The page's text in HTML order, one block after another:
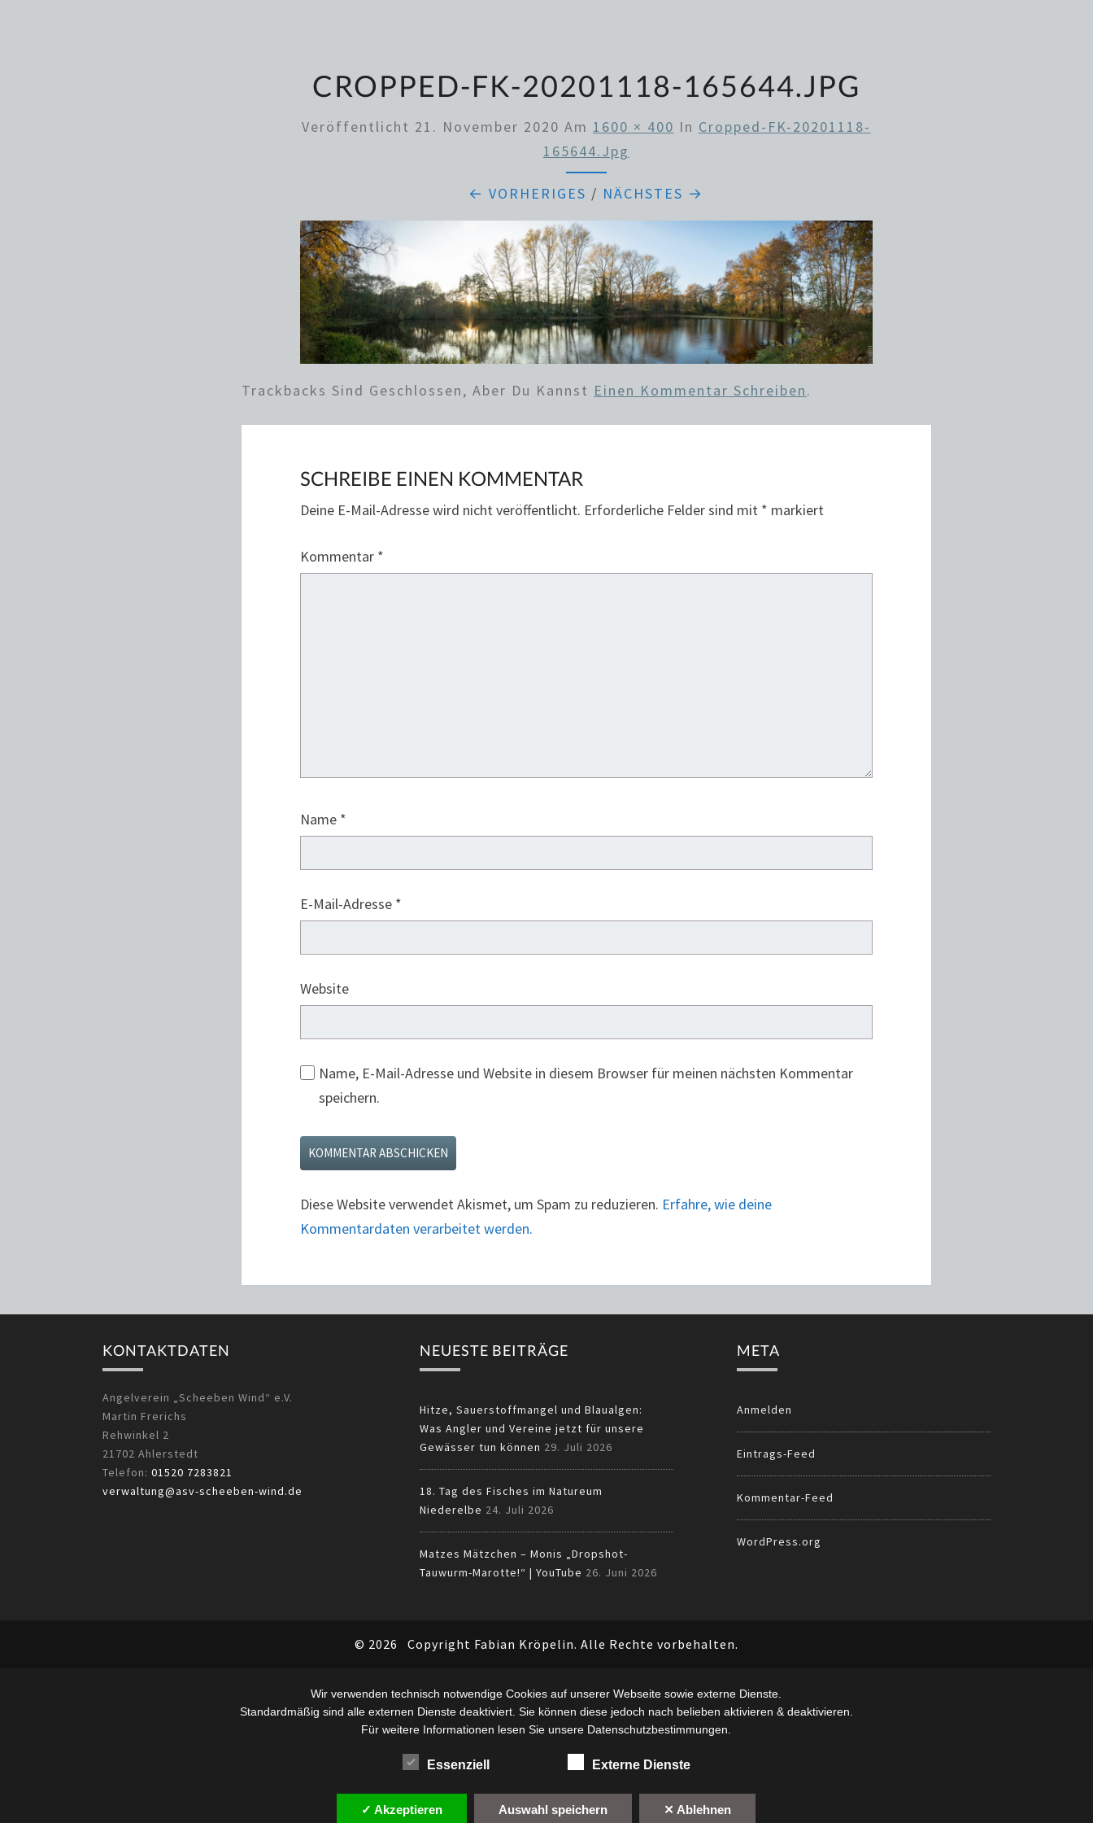
CROPPED-FK-20201118-165644.JPG
Veröffentlicht 21. November 2020 Am 1600 × 400 In Cropped-FK-20201118-
165644.jpg
← VORHERIGES / NÄCHSTES →
Trackbacks Sind Geschlossen, Aber Du Kannst Einen Kommentar Schreiben.
SCHREIBE EINEN KOMMENTAR
Deine E-Mail-Adresse wird nicht veröffentlicht. Erforderliche Felder sind mit * markiert
Kommentar *
Name *
E-Mail-Adresse *
Website
Name, E-Mail-Adresse und Website in diesem Browser für meinen nächsten Kommentar
speichern.
Diese Website verwendet Akismet, um Spam zu reduzieren. Erfahre, wie deine
Kommentardaten verarbeitet werden.
KONTAKTDATEN
Angelverein „Scheeben Wind“ e.V.
Martin Frerichs
Rehwinkel 2
21702 Ahlerstedt
Telefon: 01520 7283821
verwaltung@asv-scheeben-wind.de
NEUESTE BEITRÄGE
Hitze, Sauerstoffmangel und Blaualgen:
Was Angler und Vereine jetzt für unsere
Gewässer tun können 29. Juli 2026
18. Tag des Fisches im Natureum
Niederelbe 24. Juli 2026
Matzes Mätzchen – Monis „Dropshot-
Tauwurm-Marotte!“ | YouTube 26. Juni 2026
META
Anmelden
Eintrags-Feed
Kommentar-Feed
WordPress.org
© 2026 Copyright Fabian Kröpelin. Alle Rechte vorbehalten.
Wir verwenden technisch notwendige Cookies auf unserer Webseite sowie externe Dienste.
Standardmäßig sind alle externen Dienste deaktiviert. Sie können diese jedoch nach belieben aktivieren & deaktivieren.
Für weitere Informationen lesen Sie unsere Datenschutzbestimmungen.
Essenziell Externe Dienste
✓ Akzeptieren Auswahl speichern ✕ Ablehnen